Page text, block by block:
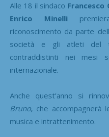
Alle 18 il sindaco Francesco
Enrico Minelli
riconoscimento da parte
società e gli atleti del
contraddistinti nei mesi
internazionale.
Anche quest’anno si
Bruno, che accompagnerà
musica e intrattenimento.